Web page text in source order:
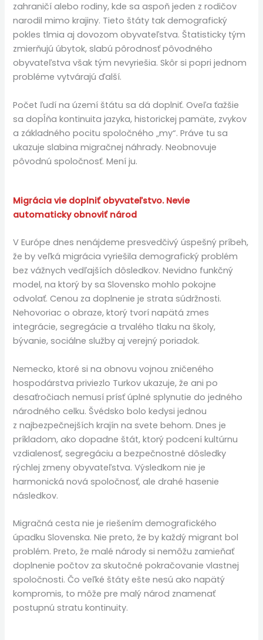
zahraničí alebo rodiny, kde sa aspoň jeden z rodičov
narodil mimo krajiny. Tieto štáty tak demografický
pokles tlmia aj dovozom obyvateľstva. Štatisticky tým
zmierňujú úbytok, slabú pôrodnosť pôvodného
obyvateľstva však tým nevyriešia. Skôr si popri jednom
probléme vytvárajú ďalší.
Počet ľudí na území štátu sa dá doplniť. Oveľa ťažšie
sa dopĺňa kontinuita jazyka, historickej pamäte, zvykov
a základného pocitu spoločného „my“. Práve tu sa
ukazuje slabina migračnej náhrady. Neobnovuje
pôvodnú spoločnosť. Mení ju.
Migrácia vie doplniť obyvateľstvo. Nevie
automaticky obnoviť národ
V Európe dnes nenájdeme presvedčivý úspešný príbeh,
že by veľká migrácia vyriešila demografický problém
bez vážnych vedľajších dôsledkov. Nevidno funkčný
model, na ktorý by sa Slovensko mohlo pokojne
odvolať. Cenou za doplnenie je strata súdržnosti.
Nehovoriac o obraze, ktorý tvorí napätá zmes
integrácie, segregácie a trvalého tlaku na školy,
bývanie, sociálne služby aj verejný poriadok.
Nemecko, ktoré si na obnovu vojnou zničeného
hospodárstva priviezlo Turkov ukazuje, že ani po
desaťročiach nemusí prísť úplné splynutie do jedného
národného celku. Švédsko bolo kedysi jednou
z najbezpečnejších krajín na svete behom. Dnes je
príkladom, ako dopadne štát, ktorý podcení kultúrnu
vzdialenosť, segregáciu a bezpečnostné dôsledky
rýchlej zmeny obyvateľstva. Výsledkom nie je
harmonická nová spoločnosť, ale drahé hasenie
následkov.
Migračná cesta nie je riešením demografického
úpadku Slovenska. Nie preto, že by každý migrant bol
problém. Preto, že malé národy si nemôžu zamieňať
doplnenie počtov za skutočné pokračovanie vlastnej
spoločnosti. Čo veľké štáty ešte nesú ako napätý
kompromis, to môže pre malý národ znamenať
postupnú stratu kontinuity.